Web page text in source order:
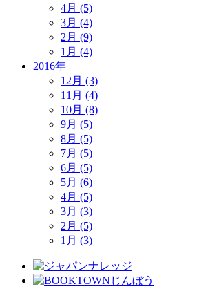
4月 (5)
3月 (4)
2月 (9)
1月 (4)
2016年
12月 (3)
11月 (4)
10月 (8)
9月 (5)
8月 (5)
7月 (5)
6月 (5)
5月 (6)
4月 (5)
3月 (3)
2月 (5)
1月 (3)